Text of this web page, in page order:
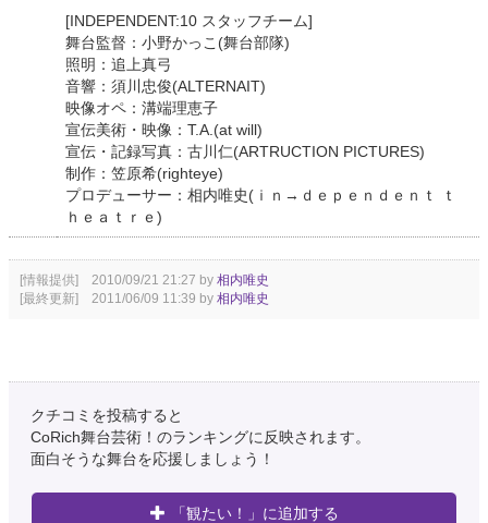
[INDEPENDENT:10 スタッフチーム]
舞台監督：小野かっこ(舞台部隊)
照明：追上真弓
音響：須川忠俊(ALTERNAIT)
映像オペ：溝端理恵子
宣伝美術・映像：T.A.(at will)
宣伝・記録写真：古川仁(ARTRUCTION PICTURES)
制作：笠原希(righteye)
プロデューサー：相内唯史(ｉｎ→ｄｅｐｅｎｄｅｎｔ ｔ
ｈｅａｔｒｅ)
[情報提供] 2010/09/21 21:27 by 相内唯史
[最終更新] 2011/06/09 11:39 by 相内唯史
クチコミを投稿すると
CoRich舞台芸術！のランキングに反映されます。
面白そうな舞台を応援しましょう！
「観たい！」に追加する